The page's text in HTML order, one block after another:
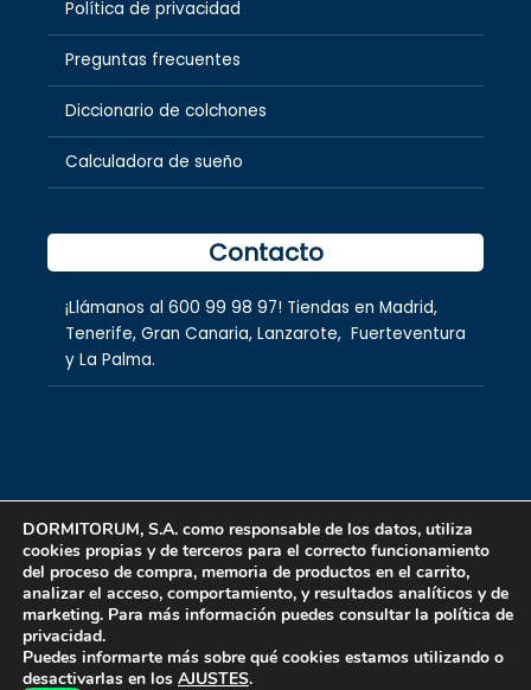
Política de privacidad
Preguntas frecuentes
Diccionario de colchones
Calculadora de sueño
Contacto
¡Llámanos al 600 99 98 97! Tiendas en Madrid,
Tenerife, Gran Canaria, Lanzarote, Fuerteventura
y La Palma.
Copyright © 2026 dormitorum S.A.
DORMITORUM, S.A. como responsable de los datos, utiliza
cookies propias y de terceros para el correcto funcionamiento
del proceso de compra, memoria de productos en el carrito,
analizar el acceso, comportamiento, y resultados analíticos y de
marketing. Para más información puedes consultar la política de
privacidad.
Puedes informarte más sobre qué cookies estamos utilizando o
desactivarlas en los AJUSTES.